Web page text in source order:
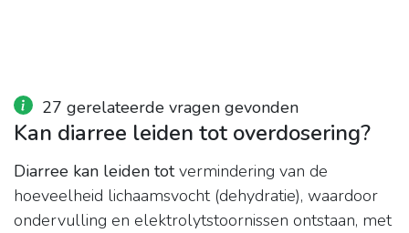
27 gerelateerde vragen gevonden
Kan diarree leiden tot overdosering?
Diarree kan leiden totvermindering van de
hoeveelheid lichaamsvocht (dehydratie), waardoor
ondervulling en elektrolytstoornissen ontstaan, met